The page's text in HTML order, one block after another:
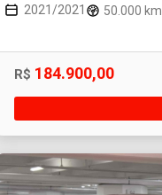
2021/2021 50.000 km
R$ 184.900,00